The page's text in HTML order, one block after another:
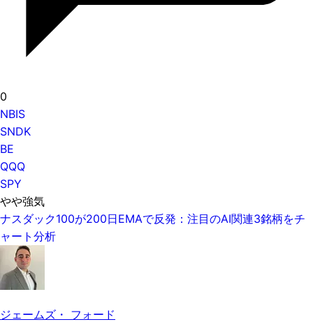
0
NBIS
SNDK
BE
QQQ
SPY
やや強気
ナスダック100が200日EMAで反発：注目のAI関連3銘柄をチ
ャート分析
ジェームズ・ フォード